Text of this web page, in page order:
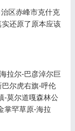
区赤峰市克什克
还原了原本应该
拉尔-巴彦淖尔巨
尔虎右旗-呼伦
-莫尔道嘎森林公
掌罕草原-海拉